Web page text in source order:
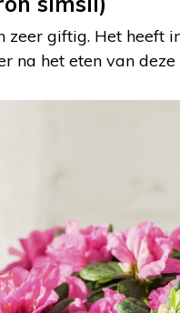
zeer giftig. Het heeft
na het eten van